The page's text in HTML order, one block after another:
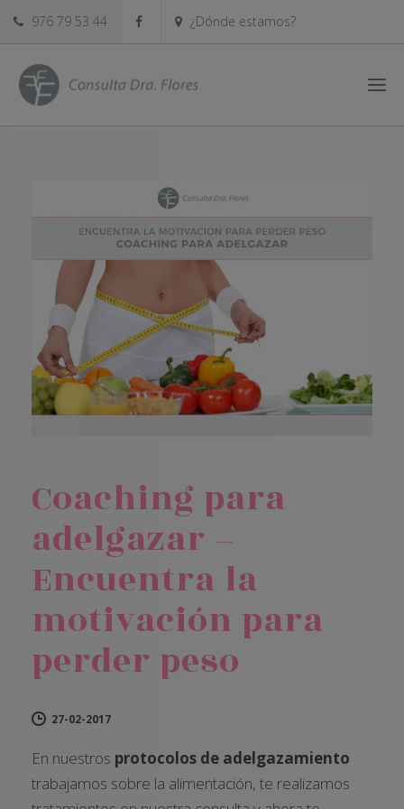
976 79 53 44 ¿Dónde estamos?
Coaching para
adelgazar –
Encuentra la
motivación para
perder peso
27-02-2017
En nuestros protocolos de adelgazamiento
trabajamos sobre la alimentación, te realizamos